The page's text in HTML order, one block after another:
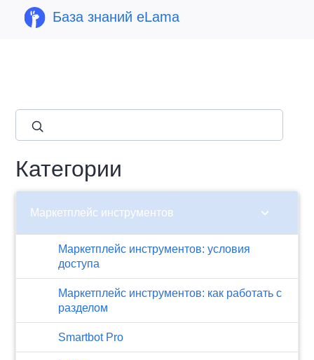
База знаний eLama
Категории
Маркетплейс инструментов chevron_right
Маркетплейс инструментов: условия
доступа
Маркетплейс инструментов: как работать с
разделом
Smartbot Pro